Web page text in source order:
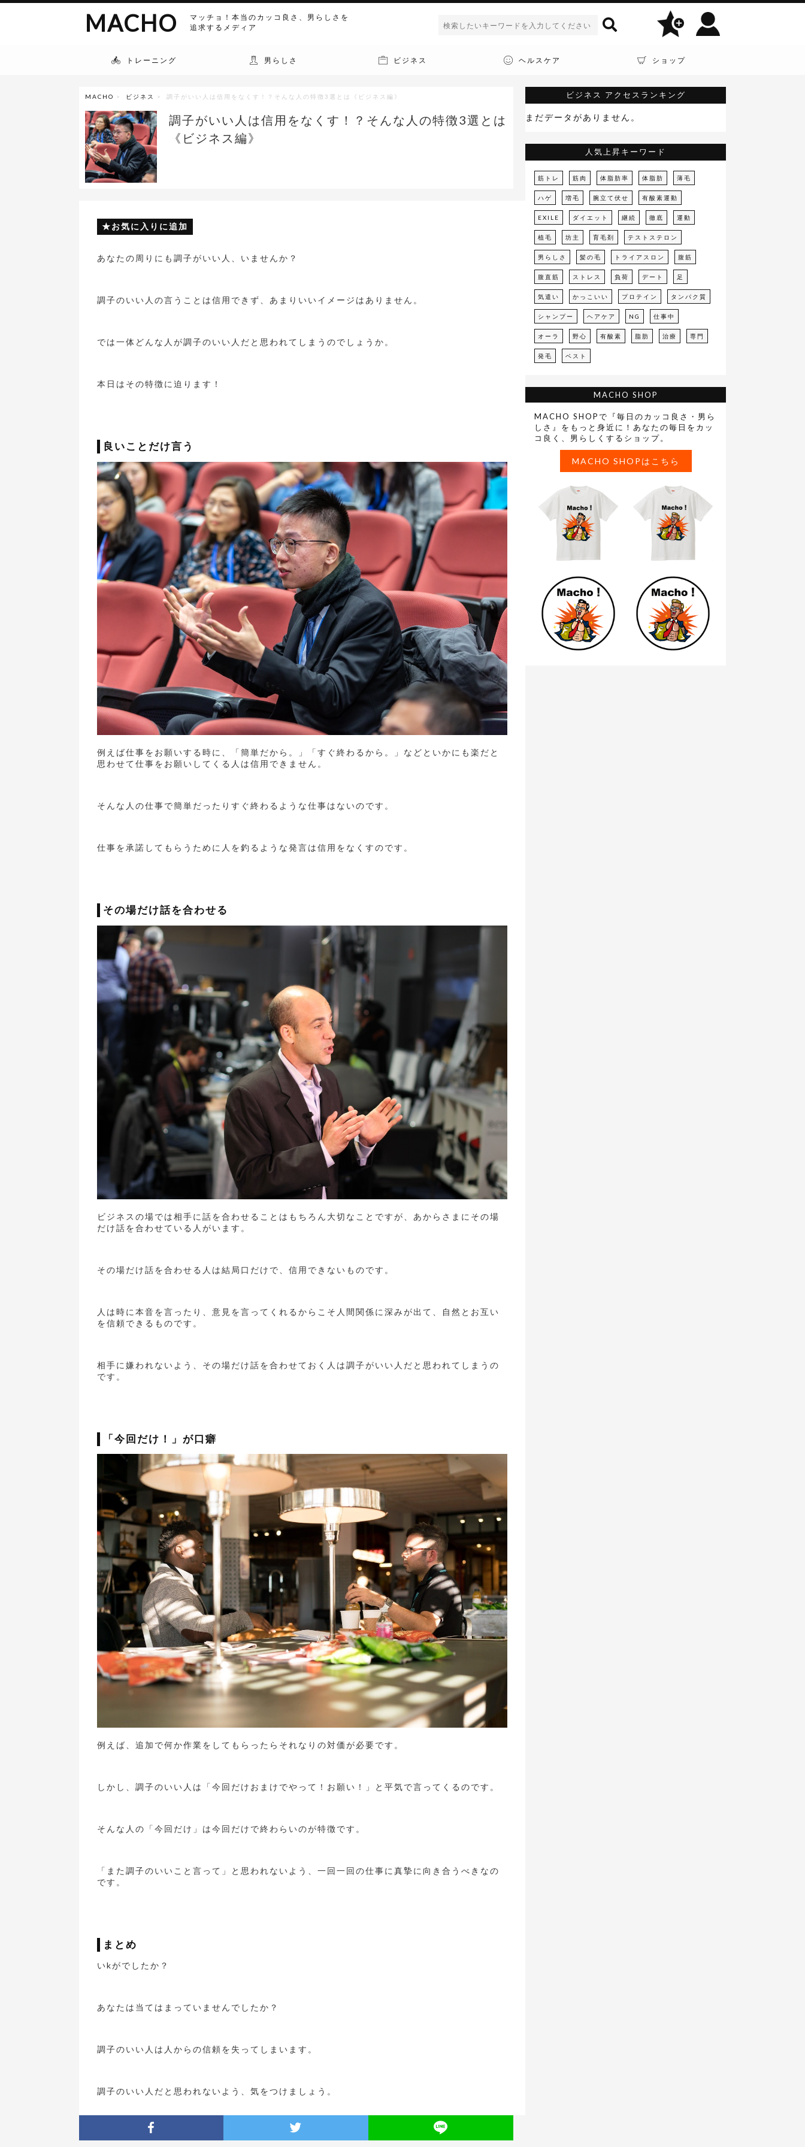
マッチョ！本当のカッコ良さ、男らしさを
追求するメディア
MACHO
トレーニング 男らしさ ビジネス ヘルスケア ショップ
MACHO > ビジネス > 調子がいい人は信用をなくす！？そんな人の特徴3選とは《ビジネス編》
調子がいい人は信用をなくす！？そんな人の特徴3選とは
《ビジネス編》
お気に入りに追加
あなたの周りにも調子がいい人、いませんか？
調子のいい人の言うことは信用できず、あまりいいイメージはありません。
では一体どんな人が調子のいい人だと思われてしまうのでしょうか。
本日はその特徴に迫ります！
良いことだけ言う
例えば仕事をお願いする時に、「簡単だから。」「すぐ終わるから。」などといかにも楽だと
思わせて仕事をお願いしてくる人は信用できません。
そんな人の仕事で簡単だったりすぐ終わるような仕事はないのです。
仕事を承諾してもらうために人を釣るような発言は信用をなくすのです。
その場だけ話を合わせる
ビジネスの場では相手に話を合わせることはもちろん大切なことですが、あからさまにその場
だけ話を合わせている人がいます。
その場だけ話を合わせる人は結局口だけで、信用できないものです。
人は時に本音を言ったり、意見を言ってくれるからこそ人間関係に深みが出て、自然とお互い
を信頼できるものです。
相手に嫌われないよう、その場だけ話を合わせておく人は調子がいい人だと思われてしまうの
です。
「今回だけ！」が口癖
例えば、追加で何か作業をしてもらったらそれなりの対価が必要です。
しかし、調子のいい人は「今回だけおまけでやって！お願い！」と平気で言ってくるのです。
そんな人の「今回だけ」は今回だけで終わらいのが特徴です。
「また調子のいいこと言って」と思われないよう、一回一回の仕事に真摯に向き合うべきなの
です。
まとめ
いkがでしたか？
あなたは当てはまっていませんでしたか？
調子のいい人は人からの信頼を失ってしまいます。
調子のいい人だと思われないよう、気をつけましょう。
ビジネス アクセスランキング
まだデータがありません。
人気上昇キーワード
筋トレ 筋肉 体脂肪率 体脂肪 薄毛
ハゲ 増毛 腕立て伏せ 有酸素運動
EXILE ダイエット 継続 徹底 運動
植毛 坊主 育毛剤 テストステロン
男らしさ 髪の毛 トライアスロン 腹筋
腹直筋 ストレス 負荷 デート 足
気遣い かっこいい プロテイン タンパク質
シャンプー ヘアケア NG 仕事中
オーラ 野心 有酸素 脂肪 治療 専門
発毛 ベスト
MACHO SHOP
MACHO SHOPで『毎日のカッコ良さ・男ら
しさ』をもっと身近に！あなたの毎日をカッ
コ良く、男らしくするショップ。
MACHO SHOPはこちら